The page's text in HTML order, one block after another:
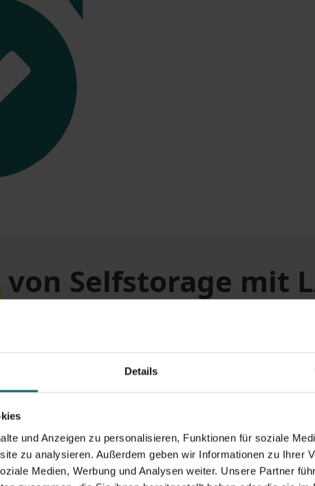
Details
und Anzeigen zu personalisieren, Funktionen für soziale
zu analysieren. Außerdem geben wir Informationen zu Ihrer
Medien, Werbung und Analysen weiter. Unsere Partner
von Selfstorage mit
#Hashtag Presse Neuer Standort für